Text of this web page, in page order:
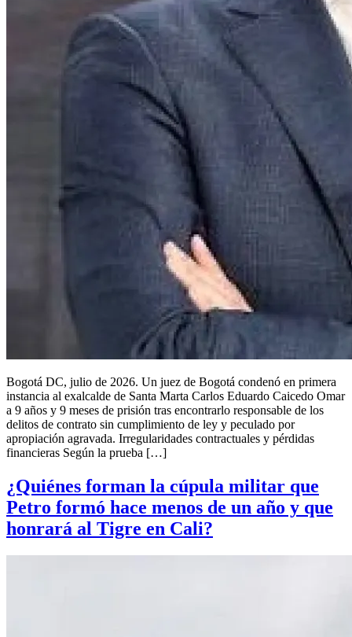
Bogotá DC, julio de 2026. Un juez de Bogotá condenó en primera
instancia al exalcalde de Santa Marta Carlos Eduardo Caicedo Omar
a 9 años y 9 meses de prisión tras encontrarlo responsable de los
delitos de contrato sin cumplimiento de ley y peculado por
apropiación agravada. Irregularidades contractuales y pérdidas
financieras Según la prueba […]
¿Quiénes forman la cúpula militar que
Petro formó hace menos de un año y que
honrará al Tigre en Cali?